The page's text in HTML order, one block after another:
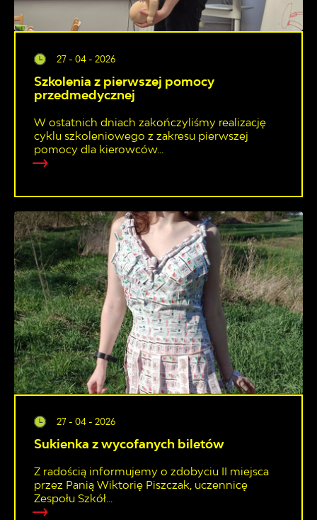
27 - 04 - 2026
Szkolenia z pierwszej pomocy
przedmedycznej
W ostatnich dniach zakończyliśmy realizację
cyklu szkoleniowego z zakresu pierwszej
pomocy dla kierowców...
27 - 04 - 2026
Sukienka z wycofanych biletów
Z radością informujemy o zdobyciu II miejsca
przez Panią Wiktorię Piszczak, uczennicę
Zespołu Szkół...